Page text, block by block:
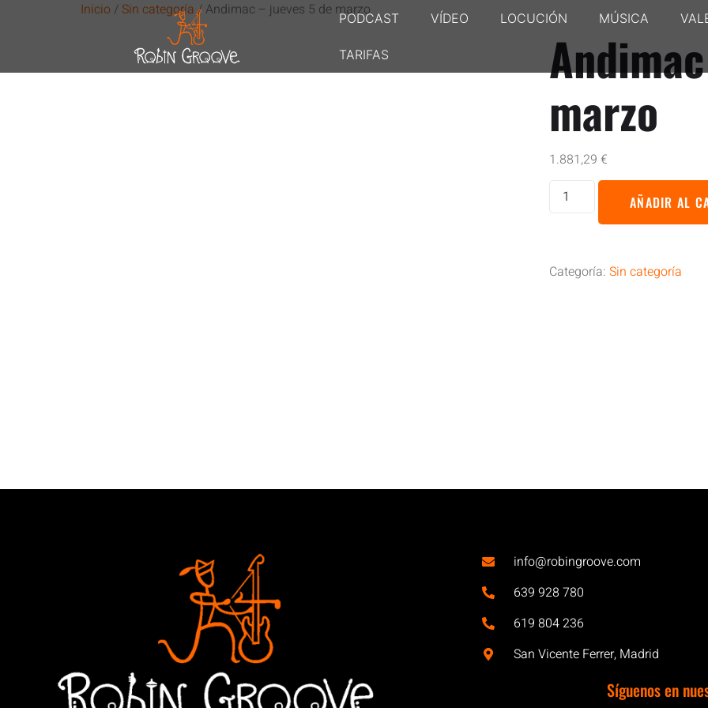
PODCAST VÍDEO LOCUCIÓN MÚSICA
TARIFAS
Inicio/ Sin categoría/ Andimac – jueves 5 de marzo
marzo
1.881,29 €
AÑADIR AL
Categoría: Sin categoría
info@robingroove.com
639 928 780
619 804 236
San Vicente Ferrer, Madrid
Síguenos en